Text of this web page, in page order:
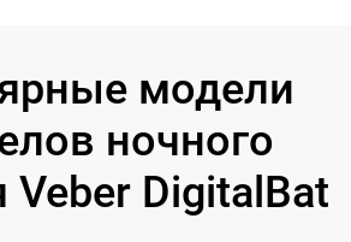
модели
ночного
Veber DigitalBat